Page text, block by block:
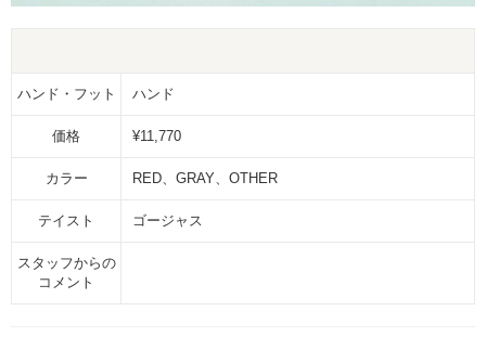
ハンド・フット ハンド
価格 ¥11,770
カラー RED GRAY OTHER
テイスト ゴージャス
スタッフからの
コメント